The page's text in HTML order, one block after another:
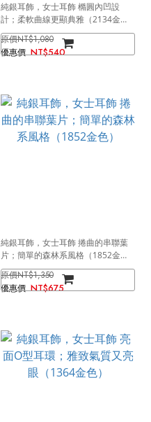
純銀耳飾，女士耳飾 橢圓內凹設
計；柔軟曲線更顯典雅（2134金
色）
NT$1,080
NT$540
純銀耳飾，女士耳飾 捲曲的串聯葉
片；簡單的森林系風格（1852金
色）
NT$1,350
NT$675